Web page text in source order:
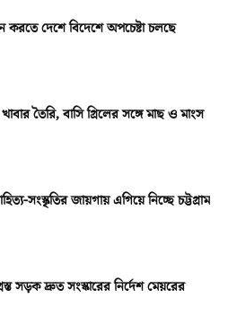
করতে দেশে বিদেশে অপচেষ্টা চলছে
তৈরি, বাসি গ্রিলের সঙ্গে মাছ ও মাংস
সংস্কৃতির জায়গায় এগিয়ে নিচ্ছে চট্টগ্রাম
সড়ক দ্রুত সংস্কারের নির্দেশ মেয়রের